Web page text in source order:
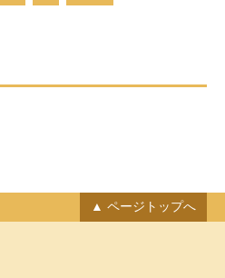
ページトップへ